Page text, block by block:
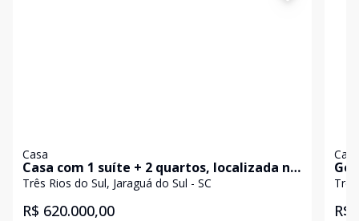
Casa
Casa com 1 suíte + 2 quartos, localizada no
bairro Três Rios do Sul em Jaraguá do Sul -
Três Rios do Sul, Jaraguá do Sul - SC
R$ 620.000,00
Casa
R$